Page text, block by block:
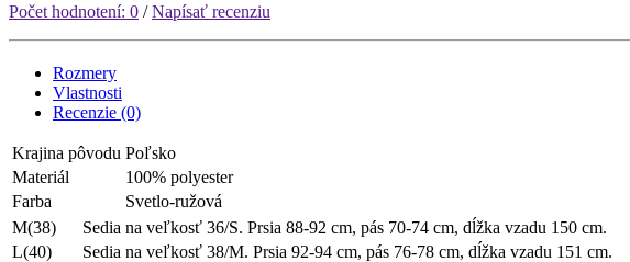
Počet hodnotení: 0 /Napísať recenziu
Rozmery
Vlastnosti
Recenzie (0)
Krajina pôvodu Poľsko
Materiál
100% polyester
Farba
Svetlo-ružová
M(38)
Sedia na veľkosť 36/S. Prsia 88-92 cm, pás 70-74 cm, dĺžka vzadu 150 cm.
L(40)
Sedia na veľkosť 38/M. Prsia 92-94 cm, pás 76-78 cm, dĺžka vzadu 151 cm.